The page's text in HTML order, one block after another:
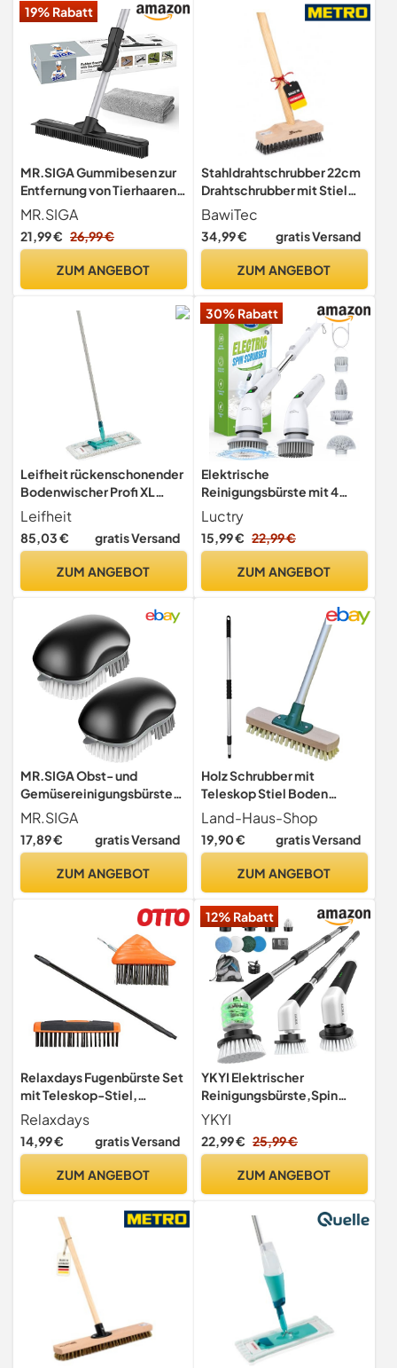
Schwamm Wischer,
verstellbar 6-TLG.
19% Rabatt
MR.SIGA Gummibesen zur
Entfernung von Tierhaaren
mit integriertem Abzieher,
3-in-1-Bodenbürste für
Teppiche, 155 cm Langer
inklusive 1 Mikrofasertuch
MR.SIGA
21,99 € 26,99 €
ZUM ANGEBOT
Stahldrahtschrubber 22cm
Drahtschrubber mit Stiel
Drahtborsten Schrubber
BawiTec
34,99 € gratis Versand
ZUM ANGEBOT
Leifheit rückenschonender
Bodenwischer Profi XL
Cotton Plus mit
Aluminiumstiel 140 cm für
Fliesen- und Steinböden,
Fußklick, Wischer mit
Leifheit
85,03 € gratis Versand
ZUM ANGEBOT
30% Rabatt
Elektrische
Reinigungsbürste mit 4
Aufsätzen, 400 U/min
Turbo, Teleskopgriff &
2500mAh Akku – Bad,
Fugen – Kabellos &
Luctry
15,99 € 22,99 €
ZUM ANGEBOT
MR.SIGA Obst- und
Gemüsereinigungsbürste
mit rutschfestem Griff
MR.SIGA
17,89 € gratis Versand
ZUM ANGEBOT
Holz Schrubber mit
Teleskop Stiel Boden
Scheuer Bürste Wischer
Bodenbürste grobe Borsten
Reinigung innen aussen
Küche Schrupper mit
bis 165,5 cm
Land-Haus-Shop
19,90 € gratis Versand
ZUM ANGEBOT
Relaxdays Fugenbürste Set
mit Teleskop-Stiel,
Carbon-Stahl Borsten,
Fugenkratzer & Schrubber,
Unkraut, 80-140cm,
Relaxdays
14,99 € gratis Versand
ZUM ANGEBOT
12% Rabatt
YKYI Elektrischer
Reinigungsbürste,Spin
Scrubber mit 8
Austauschbaren
Bürstenköpfen,IPX7
für
YKYI
22,99 € 25,99 €
ZUM ANGEBOT